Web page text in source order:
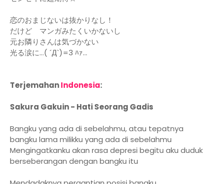
恋のおまじないは抜かりなし！
だけど マンガみたくいかないし
元お隣りさんは気づかない
光る涙に…( ´Д`)=3 ﾊｧ…
TerjemahanIndonesia:
Sakura Gakuin - Hati Seorang Gadis
Bangku yang ada di sebelahmu, atau tepatnya
bangku lama milikku yang ada di sebelahmu
Mengingatkanku akan rasa depresi begitu aku duduk
berseberangan dengan bangku itu